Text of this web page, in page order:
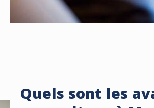
Quels sont les